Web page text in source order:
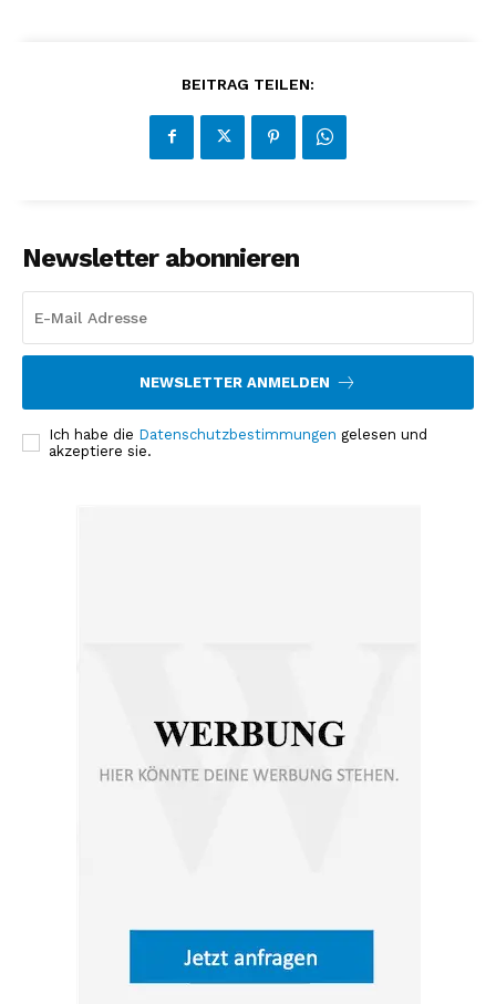
BEITRAG TEILEN:
Newsletter abonnieren
NEWSLETTER ANMELDEN
Ich habe die Datenschutzbestimmungen gelesen und
akzeptiere sie.